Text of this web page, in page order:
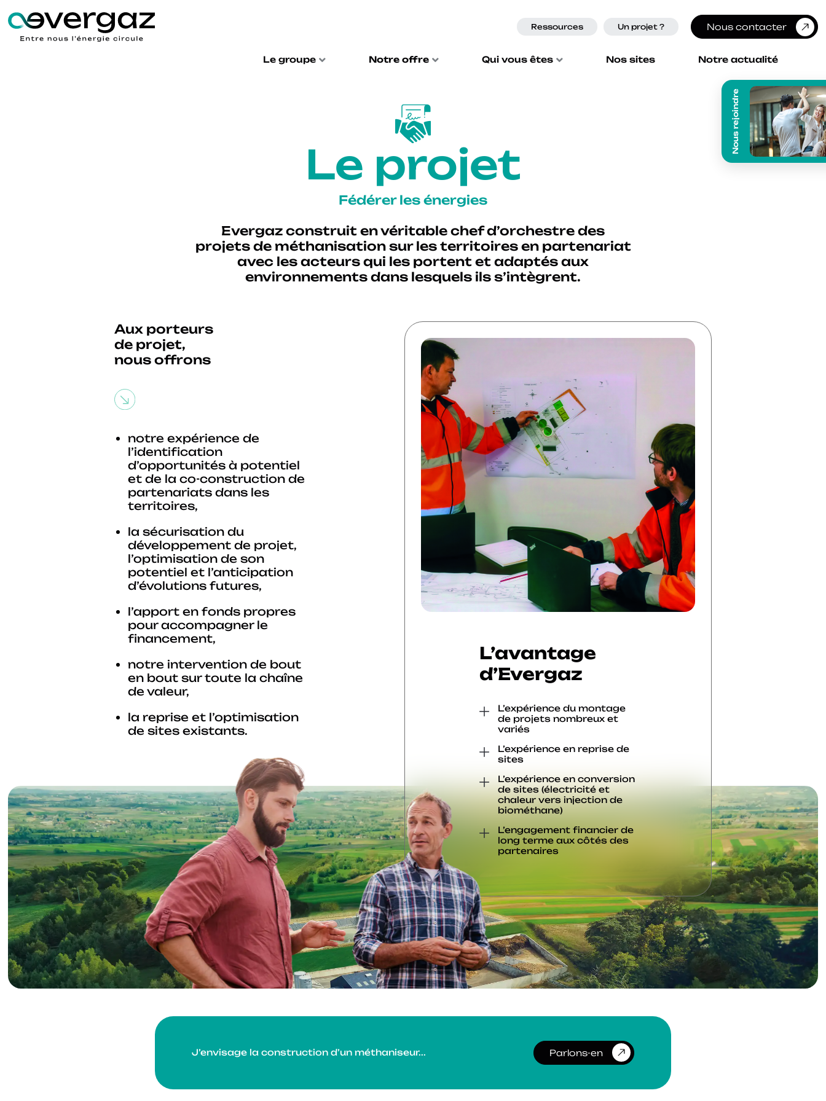
Ressources Un projet ? Nous contacter
Le groupe Notre offre Qui vous êtes Nos sites Notre actualité
Nous rejoindre
Le projet
Fédérer les énergies
Evergaz construit en véritable chef d’orchestre des
projets de méthanisation sur les territoires en partenariat
avec les acteurs qui les portent et adaptés aux
environnements dans lesquels ils s’intègrent.
Aux porteurs
de projet,
nous offrons
notre expérience de
l’identification
d’opportunités à potentiel
et de la co-construction de
partenariats dans les
territoires,
la sécurisation du
développement de projet,
l’optimisation de son
potentiel et l’anticipation
d’évolutions futures,
l’apport en fonds propres
pour accompagner le
financement,
notre intervention de bout
en bout sur toute la chaîne
de valeur,
la reprise et l’optimisation
de sites existants.
L’avantage
d’Evergaz
L’expérience du montage
de projets nombreux et
variés
L’expérience en reprise de
sites
L’expérience en conversion
de sites (électricité et
chaleur vers injection de
biométhane)
L’engagement financier de
long terme aux côtés des
partenaires
J’envisage la construction d’un méthaniseur... Parlons-en